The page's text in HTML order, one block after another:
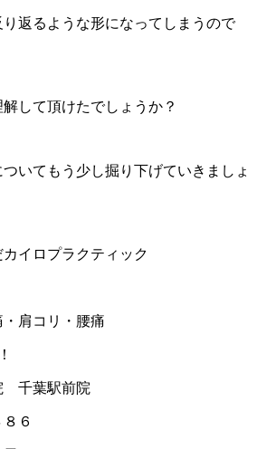
返るような形になってしまうので
して頂けたでしょうか？
ついてもう少し掘り下げていきましょ
イロプラクティック
肩コリ・腰痛
千葉駅前院
６